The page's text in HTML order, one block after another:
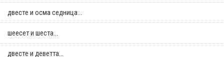
двестe и осма седница...
шеесет и шеста...
двестe и деветта...